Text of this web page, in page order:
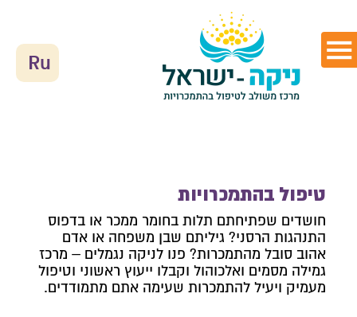
Ru
טיפול בהתמכרויות
חושדים שפתיחתם תלות בחומר ממכר או בדפוס
התנהגות הרסני? גיליתם שבן משפחה או אדם
אהוב סובל מהתמכרות? פנו לניקה נגמלים – מרכז
גמילה מסמים ואלכוהול וקבלו ייעוץ ראשוני וטיפול
מעמיק ויעיל להתמכרות שעימה אתם מתמודדים.